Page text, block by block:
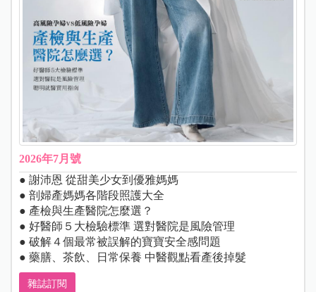
2026年7月號
● 謝沛恩 從甜美少女到優雅媽媽
● 剖婦產媽媽各階段照護大全
● 產檢與生產醫院怎麼選？
● 好醫師５大檢驗標準 選對醫院是風險管理
● 破解４個最常被誤解的寶寶安全感問題
● 藥膳、茶飲、日常保養 中醫觀點看產後掉髮
雜誌訂閱